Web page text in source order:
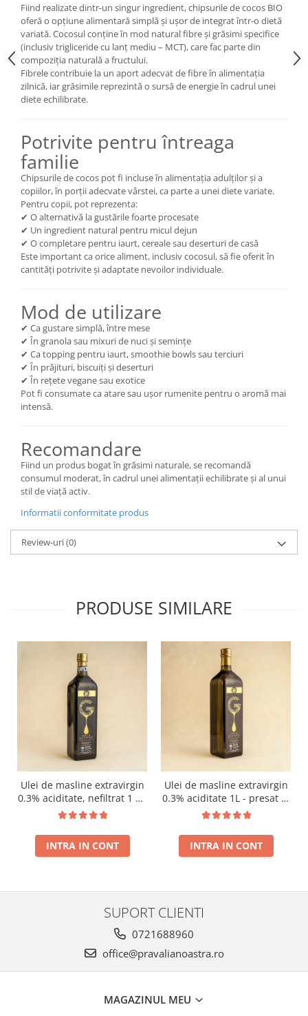
Fiind realizate dintr-un singur ingredient, chipsurile de cocos BIO
oferă o opțiune alimentară simplă și ușor de integrat într-o dietă
variată. Cocosul conține în mod natural fibre și grăsimi specifice
(inclusiv trigliceride cu lanț mediu – MCT), care fac parte din
compoziția naturală a fructului.
Fibrele contribuie la un aport adecvat de fibre în alimentația
zilnică, iar grăsimile reprezintă o sursă de energie în cadrul unei
diete echilibrate.
Potrivite pentru întreaga
familie
Chipsurile de cocos pot fi incluse în alimentația adulților și a
copiilor, în porții adecvate vârstei, ca parte a unei diete variate.
Pentru copii, pot reprezenta:
✔ O alternativă la gustările foarte procesate
✔ Un ingredient natural pentru micul dejun
✔ O completare pentru iaurt, cereale sau deserturi de casă
Este important ca orice aliment, inclusiv cocosul, să fie oferit în
cantități potrivite și adaptate nevoilor individuale.
Mod de utilizare
✔ Ca gustare simplă, între mese
✔ În granola sau mixuri de nuci și semințe
✔ Ca topping pentru iaurt, smoothie bowls sau terciuri
✔ În prăjituri, biscuiți și deserturi
✔ În rețete vegane sau exotice
Pot fi consumate ca atare sau ușor rumenite pentru o aromă mai
intensă.
Recomandare
Fiind un produs bogat în grăsimi naturale, se recomandă
consumul moderat, în cadrul unei alimentații echilibrate și al unui
stil de viață activ.
Informatii conformitate produs
Review-uri(0)
PRODUSE SIMILARE
Ulei de masline extravirgin
0.3% aciditate, nefiltrat 1 L -
presat la rece RECOLTA
INTRA IN CONT
Ulei de masline extravirgin
0.3% aciditate 1L - presat la
rece RECOLTA NOUA
INTRA IN CONT
SUPORT CLIENTI
0721688960
office@pravalianoastra.ro
MAGAZINUL MEU